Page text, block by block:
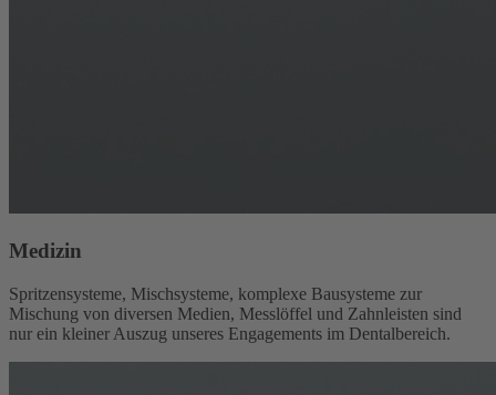
Medizin
Spritzensysteme, Mischsysteme, komplexe Bausysteme zur
Mischung von diversen Medien, Messlöffel und Zahnleisten sind
nur ein kleiner Auszug unseres Engagements im Dentalbereich.